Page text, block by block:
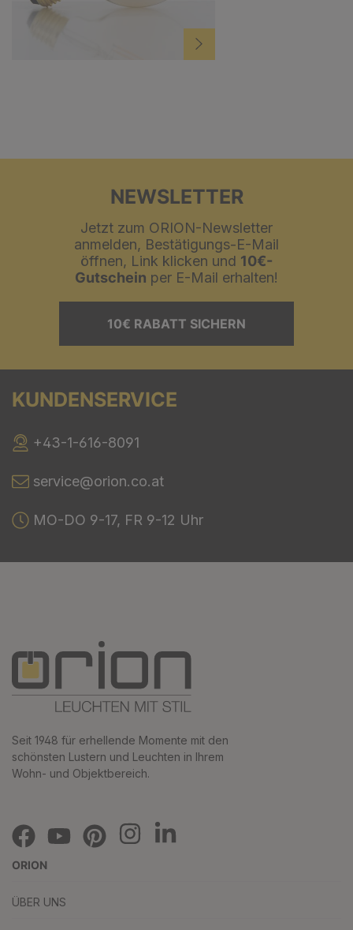
NEWSLETTER
Jetzt zum ORION-Newsletter
anmelden, Bestätigungs-E-Mail
öffnen, Link klicken und 10€-
Gutschein per E-Mail erhalten!
10€ RABATT SICHERN
KUNDENSERVICE
+43-1-616-8091
service@orion.co.at
MO-DO 9-17, FR 9-12 Uhr
Seit 1948 für erhellende Momente mit den
schönsten Lustern und Leuchten in Ihrem
Wohn- und Objektbereich.
ORION
ÜBER UNS